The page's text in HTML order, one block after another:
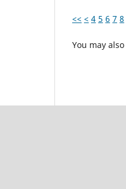
<< < 4 5 6 7 8
You may also